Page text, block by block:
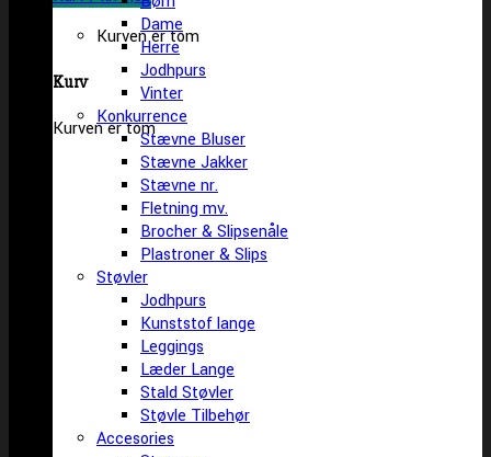
Kurven er tom
Kurv
Kurven er tom
Dame
Herre
Jodhpurs
Vinter
Konkurrence
Stævne Bluser
Stævne Jakker
Stævne nr.
Fletning mv.
Brocher & Slipsenåle
Plastroner & Slips
Støvler
Jodhpurs
Kunststof lange
Leggings
Læder Lange
Stald Støvler
Støvle Tilbehør
Accesories